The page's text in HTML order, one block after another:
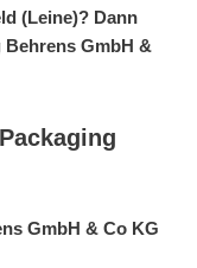
(Leine)? Dann
GmbH &
GmbH & Co KG